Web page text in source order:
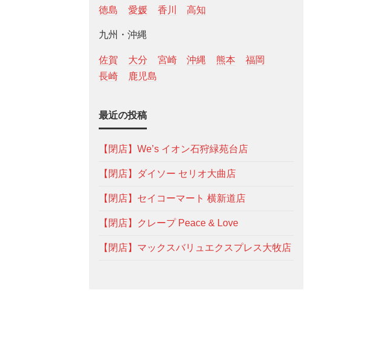
徳島 愛媛 香川 高知
九州・沖縄
佐賀 大分 宮崎 沖縄 熊本
福岡
長崎
鹿児島
最近の投稿
【閉店】We’s イオン石狩緑苑台店
【閉店】ダイソー セリオ大曲店
【閉店】セイコーマート 横新道店
【閉店】クレープ Peace & Love
【閉店】マックスバリュエクスプレス大牧店